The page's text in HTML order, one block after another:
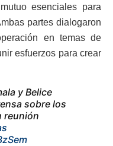
esenciales para
partes dialogaron
en temas de
esfuerzos para crear
y Belice
sobre los
reunión